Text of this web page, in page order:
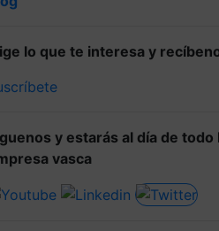
lo que te interesa y
y estarás al día de
vasca